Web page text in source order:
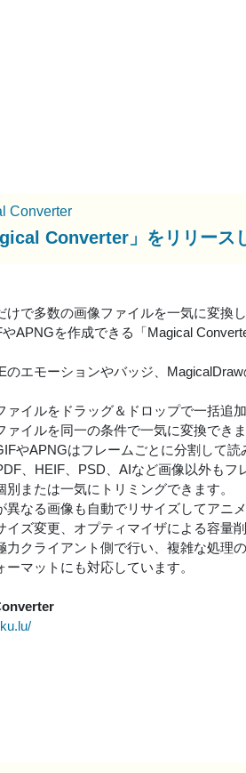
Converter
Converter」をリリース
けで多数の画像ファイルを一気に変換し
APNGを作成できる「Magical
のエモーションやバッジ、
ァイルをドラッグ＆ドロップで一括追加
ァイルを同一の条件で一気に変換できま
やAPNGはフレームごとに分割して
、HEIF、PSD、AIなど画像以外も
別または一気にトリミングできます。
異なる画像も自動でリサイズしてアニ
イズ変更、オプティマイザによる容量
力クライアント側で行い、複雑な処理
ーマットにも対応しています。